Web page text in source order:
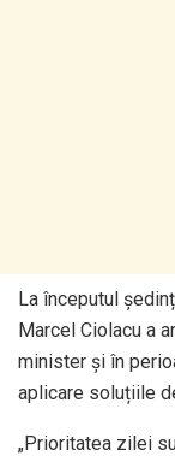
La începutul
Marcel Ciolacu a
minister și în
aplicare soluțiile
„Prioritatea zilei